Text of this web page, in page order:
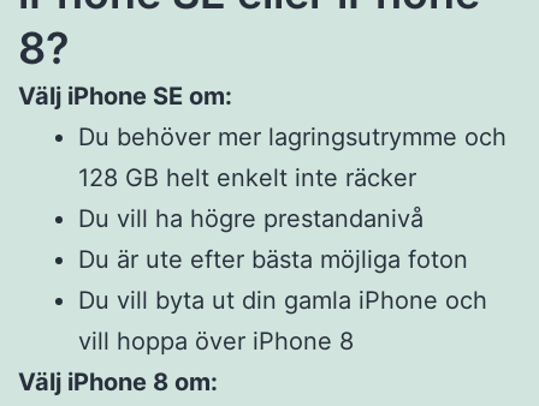
8?
Välj iPhone SE om:
Du behöver mer lagringsutrymme och
128 GB helt enkelt inte räcker
Du vill ha högre prestandanivå
Du är ute efter bästa möjliga foton
Du vill byta ut din gamla iPhone och
vill hoppa över iPhone 8
Välj iPhone 8 om: